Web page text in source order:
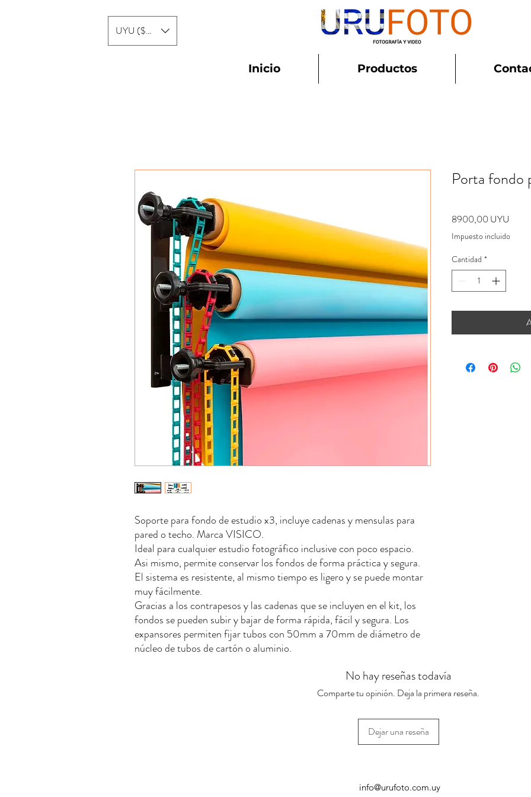
UYU ($U)
Inicio Productos
Soporte para fondo de estudio x3, incluye cadenas y mensulas para
pared o techo. Marca VISICO.
Ideal para cualquier estudio fotográfico inclusive con poco espacio.
Asi mismo, permite conservar los fondos de forma práctica y segura.
El sistema es resistente, al mismo tiempo es ligero y se puede montar
muy fácilmente.
Gracias a los contrapesos y las cadenas que se incluyen en el kit, los
fondos se pueden subir y bajar de forma rápida, fácil y segura. Los
expansores permiten fijar tubos con 50mm a 70mm de diámetro de
núcleo de tubos de cartón o aluminio.
Porta fondo
8900,00 UYU
Impuesto incluido
Cantidad *
No hay reseñas todavía
Comparte tu opinión. Deja la primera reseña.
Dejar una reseña
info@urufoto.com.uy